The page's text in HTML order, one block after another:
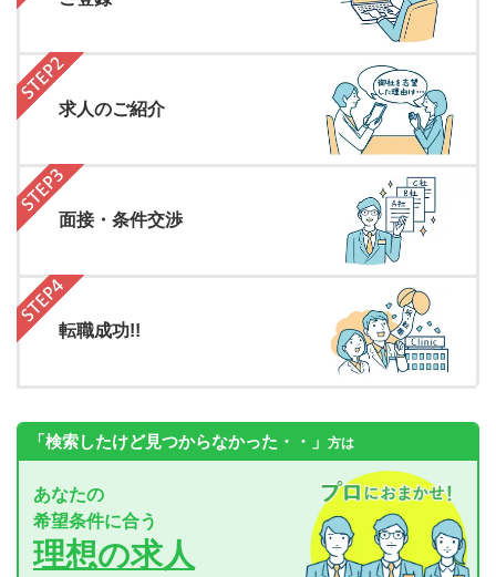
求人のご紹介
面接・条件交渉
転職成功!!
「検索したけど見つからなかった・・」 方は
あなたの
希望条件に合う
理想の求人